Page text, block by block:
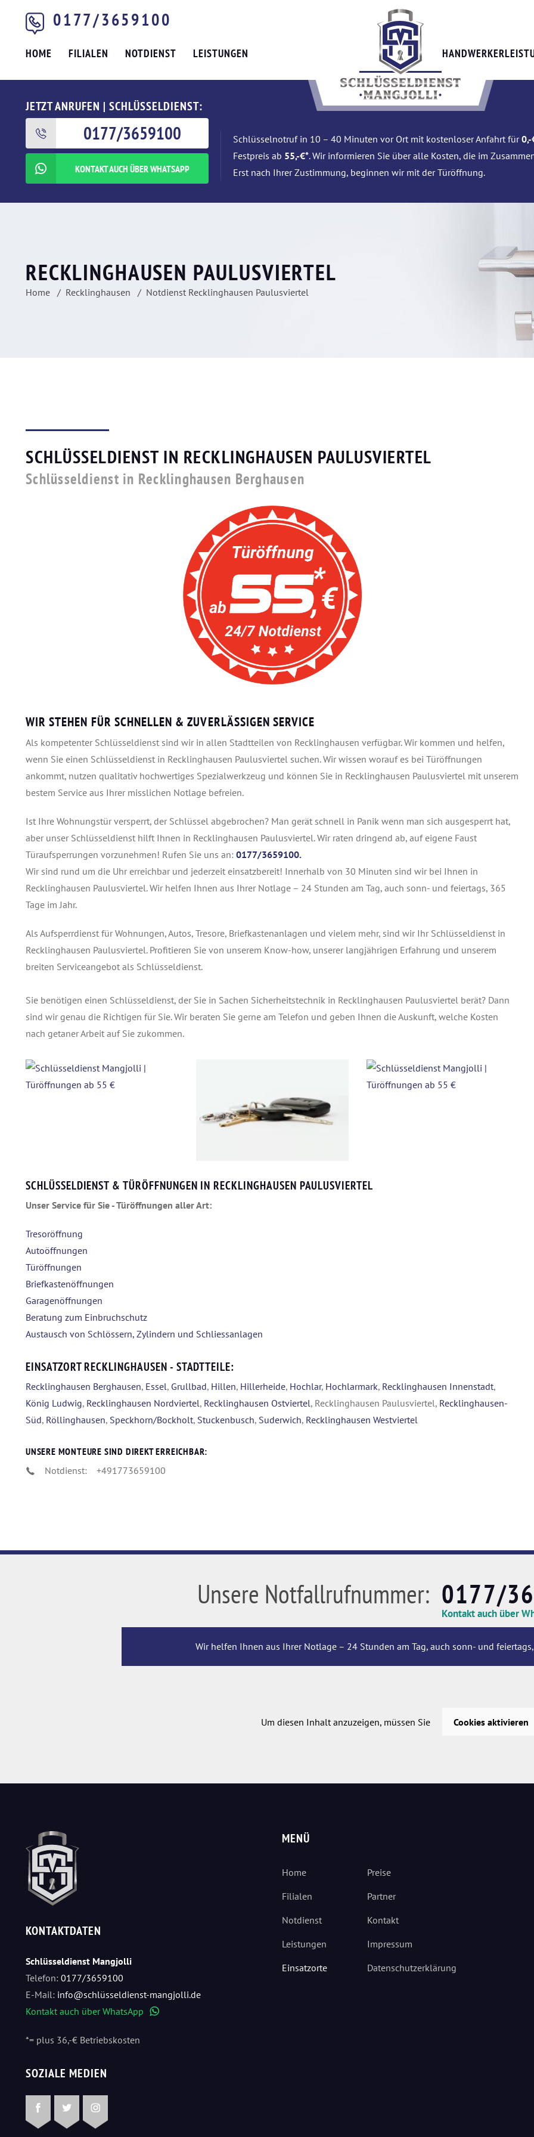
0177/3659100
HOME FILIALEN NOTDIENST LEISTUNGEN
JETZT ANRUFEN | SCHLÜSSELDIENST:
0177/3659100
KONTAKT AUCH ÜBER WHATSAPP
Schlüsselnotruf in 10 – 40 Minuten vor Ort mit kostenloser Anfahrt für0,-
Festpreis ab 55,-€*. Wir informieren Sie über alle Kosten, die im
Erst nach Ihrer Zustimmung, beginnen wir mit der Türöffnung.
RECKLINGHAUSEN PAULUSVIERTEL
Home Recklinghausen Notdienst Recklinghausen Paulusviertel
SCHLÜSSELDIENST IN RECKLINGHAUSEN PAULUSVIERTEL
Schlüsseldienst in Recklinghausen Berghausen
WIR STEHEN FÜR SCHNELLEN & ZUVERLÄSSIGEN SERVICE
Als kompetenter Schlüsseldienst sind wir in allen Stadtteilen von Recklinghausen verfügbar. Wir kommen und helfen,
wenn Sie einen Schlüsseldienst in Recklinghausen Paulusviertel suchen. Wir wissen worauf es bei Türöffnungen
ankommt, nutzen qualitativ hochwertiges Spezialwerkzeug und können Sie in Recklinghausen Paulusviertel mit unserem
bestem Service aus Ihrer misslichen Notlage befreien.
Ist Ihre Wohnungstür versperrt, der Schlüssel abgebrochen? Man gerät schnell in Panik wenn man sich ausgesperrt hat,
aber unser Schlüsseldienst hilft Ihnen in Recklinghausen Paulusviertel. Wir raten dringend ab, auf eigene Faust
Türaufsperrungen vorzunehmen! Rufen Sie uns an: 0177/3659100.
Wir sind rund um die Uhr erreichbar und jederzeit einsatzbereit! Innerhalb von 30 Minuten sind wir bei Ihnen in
Recklinghausen Paulusviertel. Wir helfen Ihnen aus Ihrer Notlage – 24 Stunden am Tag, auch sonn- und feiertags, 365
Tage im Jahr.
Als Aufsperrdienst für Wohnungen, Autos, Tresore, Briefkastenanlagen und vielem mehr, sind wir Ihr Schlüsseldienst in
Recklinghausen Paulusviertel. Profitieren Sie von unserem Know-how, unserer langjährigen Erfahrung und unserem
breiten Serviceangebot als Schlüsseldienst.
Sie benötigen einen Schlüsseldienst, der Sie in Sachen Sicherheitstechnik in Recklinghausen Paulusviertel berät? Dann
sind wir genau die Richtigen für Sie. Wir beraten Sie gerne am Telefon und geben Ihnen die Auskunft, welche Kosten
nach getaner Arbeit auf Sie zukommen.
SCHLÜSSELDIENST & TÜRÖFFNUNGEN IN RECKLINGHAUSEN PAULUSVIERTEL
Unser Service für Sie - Türöffnungen aller Art:
Tresoröffnung
Autoöffnungen
Türöffnungen
Briefkastenöffnungen
Garagenöffnungen
Beratung zum Einbruchschutz
Austausch von Schlössern, Zylindern und Schliessanlagen
EINSATZORT RECKLINGHAUSEN - STADTTEILE:
Recklinghausen Berghausen, Essel, Grullbad, Hillen, Hillerheide, Hochlar, Hochlarmark, Recklinghausen Innenstadt,
König Ludwig, Recklinghausen Nordviertel, Recklinghausen Ostviertel, Recklinghausen Paulusviertel, Recklinghausen-
Süd, Röllinghausen, Speckhorn/Bockholt, Stuckenbusch, Suderwich, Recklinghausen Westviertel
UNSERE MONTEURE SIND DIREKT ERREICHBAR:
Notdienst:
+491773659100
Unsere Notfallrufnummer: 0177/
Kontakt auch über
Wir helfen Ihnen aus Ihrer Notlage – 24 Stunden am Tag, auch sonn- und feiertags,
Um diesen Inhalt anzuzeigen, müssen Sie Cookies aktivieren
KONTAKTDATEN
Schlüsseldienst Mangjolli
Telefon: 0177/3659100
E-Mail: info@schlüsseldienst-mangjolli.de
Kontakt auch über WhatsApp
*= plus 36,-€ Betriebskosten
MENÜ
Home
Filialen
Notdienst
Leistungen
Einsatzorte
Preise
Partner
Kontakt
Impressum
Datenschutzerklärung
SOZIALE MEDIEN
FacebookTwitterInstagram